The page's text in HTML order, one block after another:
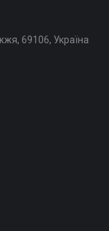
69106, Україна